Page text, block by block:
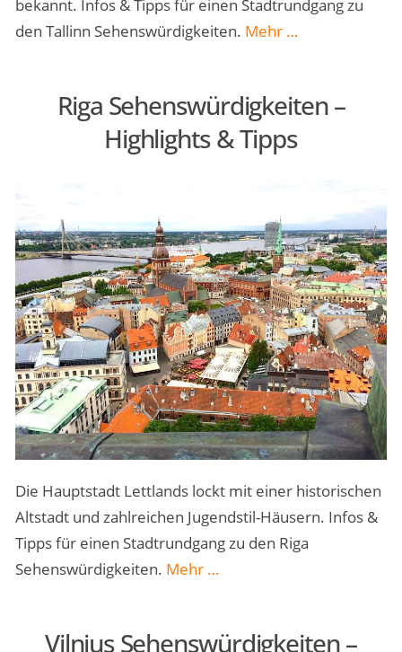
bekannt. Infos & Tipps für einen Stadtrundgang zu
den Tallinn Sehenswürdigkeiten. Mehr „Tallinn
Highlights
&
…
Riga Sehenswürdigkeiten –
Highlights & Tipps
Die Hauptstadt Lettlands lockt mit einer historischen
Altstadt und zahlreichen Jugendstil-Häusern. Infos &
Tipps für einen Stadtrundgang zu den Riga
Sehenswürdigkeiten. Mehr „Riga
Highlights
…
Vilnius Sehenswürdigkeiten –